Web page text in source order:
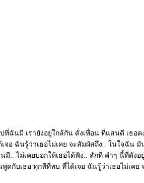
ปที่ฉันมี เรายังอยู่ใกล้กัน ดั่งเพื่อน ที่แสนดี เ
อ ฉันรู้ว่าเธอไม่เคย จะสัมผัสถึง.. ในใจฉัน
.. ไม่เคยบอกให้เธอได้ฟัง.. สักที คำๆ นี้ที่ดัง
ดกับเธอ ทุกทีที่พบ ที่ได้เจอ ฉันรู้ว่าเธอไม่เ